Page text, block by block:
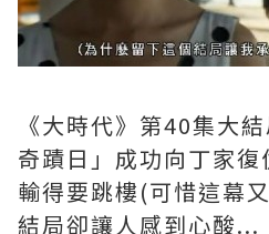
《大時代》第40集大
奇蹟日」成功向丁家
輸得要跳樓(可惜這幕
結局卻讓人感到心酸...